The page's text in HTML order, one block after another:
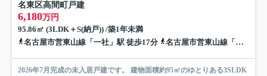
名東区高間町戸建
6,180万円
95.86㎡ (3LDK＋S(納戸)) /築1年未満
名古屋市営東山線「一社」駅 徒歩17分
名古屋市営東山線「星ヶ丘」駅 徒歩21分
2026年7月完成の未入居戸建です。 建物面積約95㎡のゆとりある3SLDK